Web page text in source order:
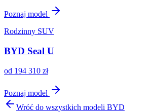
Poznaj model
Rodzinny SUV
BYD Seal U
od 194 310 zł
Poznaj model
Wróć do wszystkich modeli BYD